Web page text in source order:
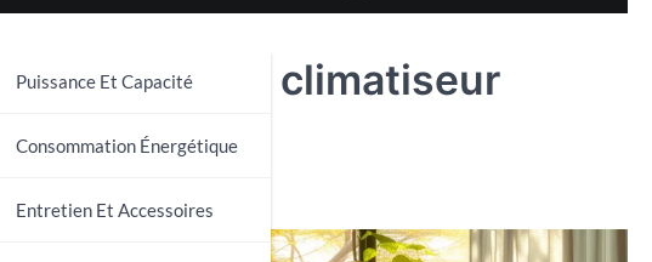
Puissance Et Capacité
Consommation Énergétique
Entretien Et Accessoires
avec un climatiseur